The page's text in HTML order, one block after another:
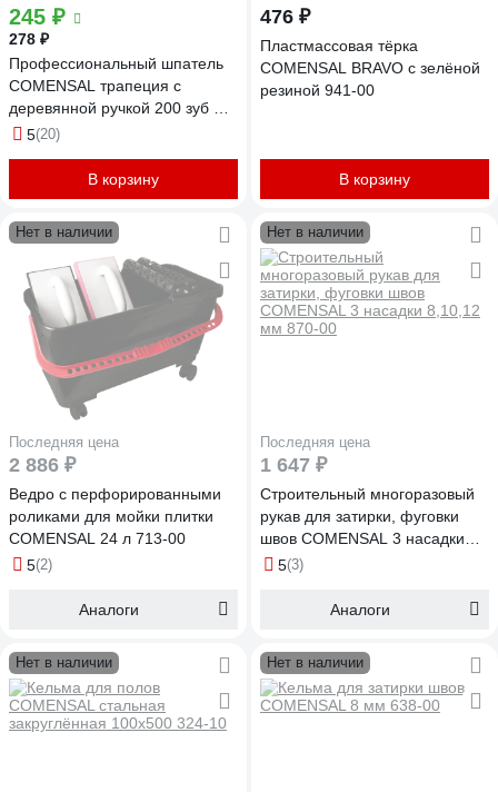
245 ₽
278 ₽
Профессиональный шпатель
COMENSAL трапеция с
деревянной ручкой 200 зуб B-
14 596-00
5(20)
В корзину
476 ₽
Пластмассовая тёрка
COMENSAL BRAVO с зелёной
резиной 941-00
В корзину
Нет в наличии
Последняя цена
2 886 ₽
Ведро с перфорированными
роликами для мойки плитки
COMENSAL 24 л 713-00
5(2)
Аналоги
Нет в наличии
Последняя цена
1 647 ₽
Строительный многоразовый
рукав для затирки, фуговки
швов COMENSAL 3 насадки
8,10,12 мм 870-00
5(3)
Аналоги
Нет в наличии Нет в наличии